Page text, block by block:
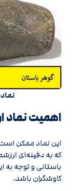
اهمیت نماد
این نماد ممکن است
که به دفینه‌ای
باستانی و توجه به
کاوشگران باشد.